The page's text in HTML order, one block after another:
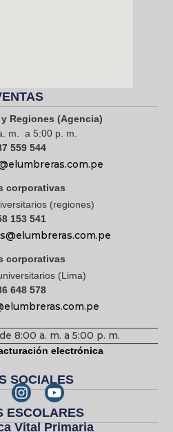
Regiones (Agencia)
m. a 5:00 p. m.
559 544
corporativas
(regiones)
153 541
corporativas
(Lima)
648 578
8:00 a. m. a 5:00 p. m.
electrónica
SOCIALES
ESCOLARES
Vital Primaria